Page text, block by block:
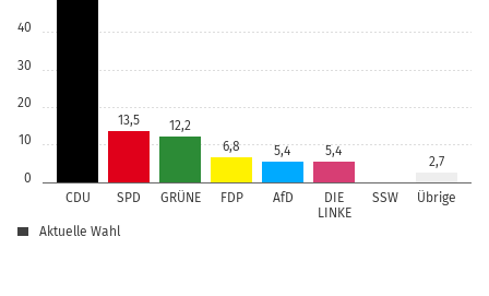
0
10
20
30
40
CDU SPD GRÜNE FDP AfD
DIE
LINKE
SSW Übrige
13,5
12,2
6,8
5,4 5,4
2,7
Aktuelle Wahl